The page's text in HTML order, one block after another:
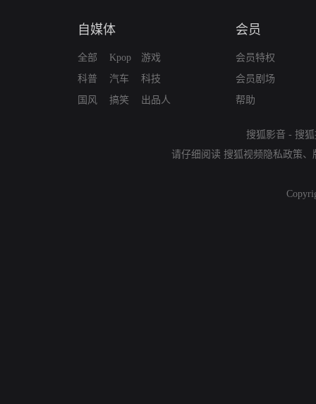
自媒体
全部
科普
国风
Kpop
汽车
搞笑
游戏
科技
出品人
会员
会员特权
会员剧场
帮助
搜狐影音 - 搜
请仔细阅读 搜狐视频隐私政策、